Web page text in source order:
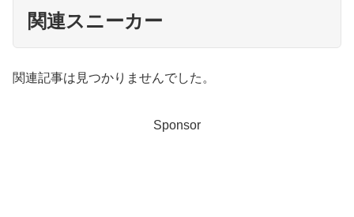
関連スニーカー
関連記事は見つかりませんでした。
Sponsor